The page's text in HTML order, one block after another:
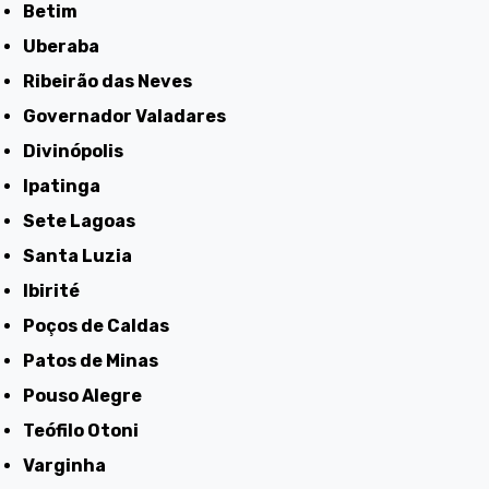
Betim
Uberaba
Ribeirão das Neves
Governador Valadares
Divinópolis
Ipatinga
Sete Lagoas
Santa Luzia
Ibirité
Poços de Caldas
Patos de Minas
Pouso Alegre
Teófilo Otoni
Varginha